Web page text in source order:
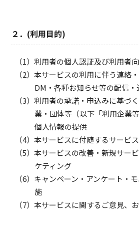
２．(利用目的)
利用者の個人認証及び利用者
本サービスの利用に伴う連絡
DM・各種お知らせ等の配信・
利用者の承諾・申込みに基づ
業・団体等（以下「利用企業
個人情報の提供
本サービスに付随するサービ
本サービスの改善・新規サー
ケティング
キャンペーン・アンケート・
施
本サービスに関するご意見、